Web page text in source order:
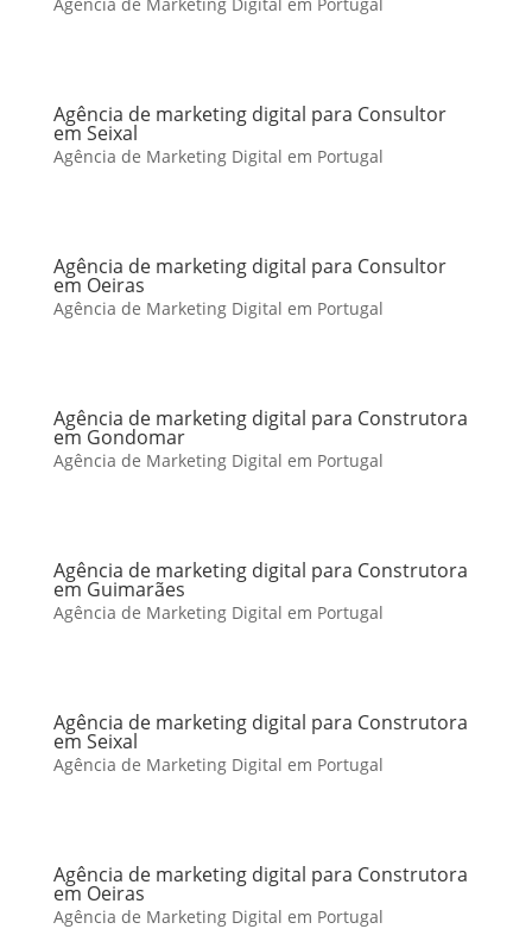
Agência de marketing digital para Consultor
em Seixal
Agência de Marketing Digital em Portugal
Agência de marketing digital para Consultor
em Oeiras
Agência de Marketing Digital em Portugal
Agência de marketing digital para Construtora
em Gondomar
Agência de Marketing Digital em Portugal
Agência de marketing digital para Construtora
em Guimarães
Agência de Marketing Digital em Portugal
Agência de marketing digital para Construtora
em Seixal
Agência de Marketing Digital em Portugal
Agência de marketing digital para Construtora
em Oeiras
Agência de Marketing Digital em Portugal